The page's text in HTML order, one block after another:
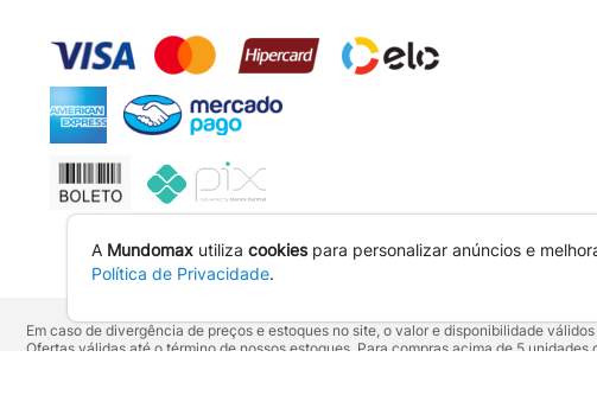
Em caso de divergência de preços e estoques no site, o valor e disponibilidade
Ofertas válidas até o término de nossos estoques. Para compras acima de 5
A Mundomax utiliza cookiespara personalizar anúncios e
Política de Privacidade.